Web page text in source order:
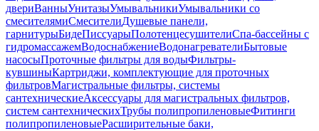
двериВанныУнитазыУмывальникиУмывальники со
смесителямиСмесителиДушевые панели,
гарнитурыБидеПиссуарыПолотенцесушителиСпа-бассейны с
гидромассажемВодоснабжениеВодонагревателиБытовые
насосыПроточные фильтры для водыФильтры-
кувшиныКартриджи, комплектующие для проточных
фильтровМагистральные фильтры, системы
сантехническиеАксессуары для магистральных фильтров,
систем сантехническихТрубы полипропиленовыеФитинги
полипропиленовыеРасширительные баки,